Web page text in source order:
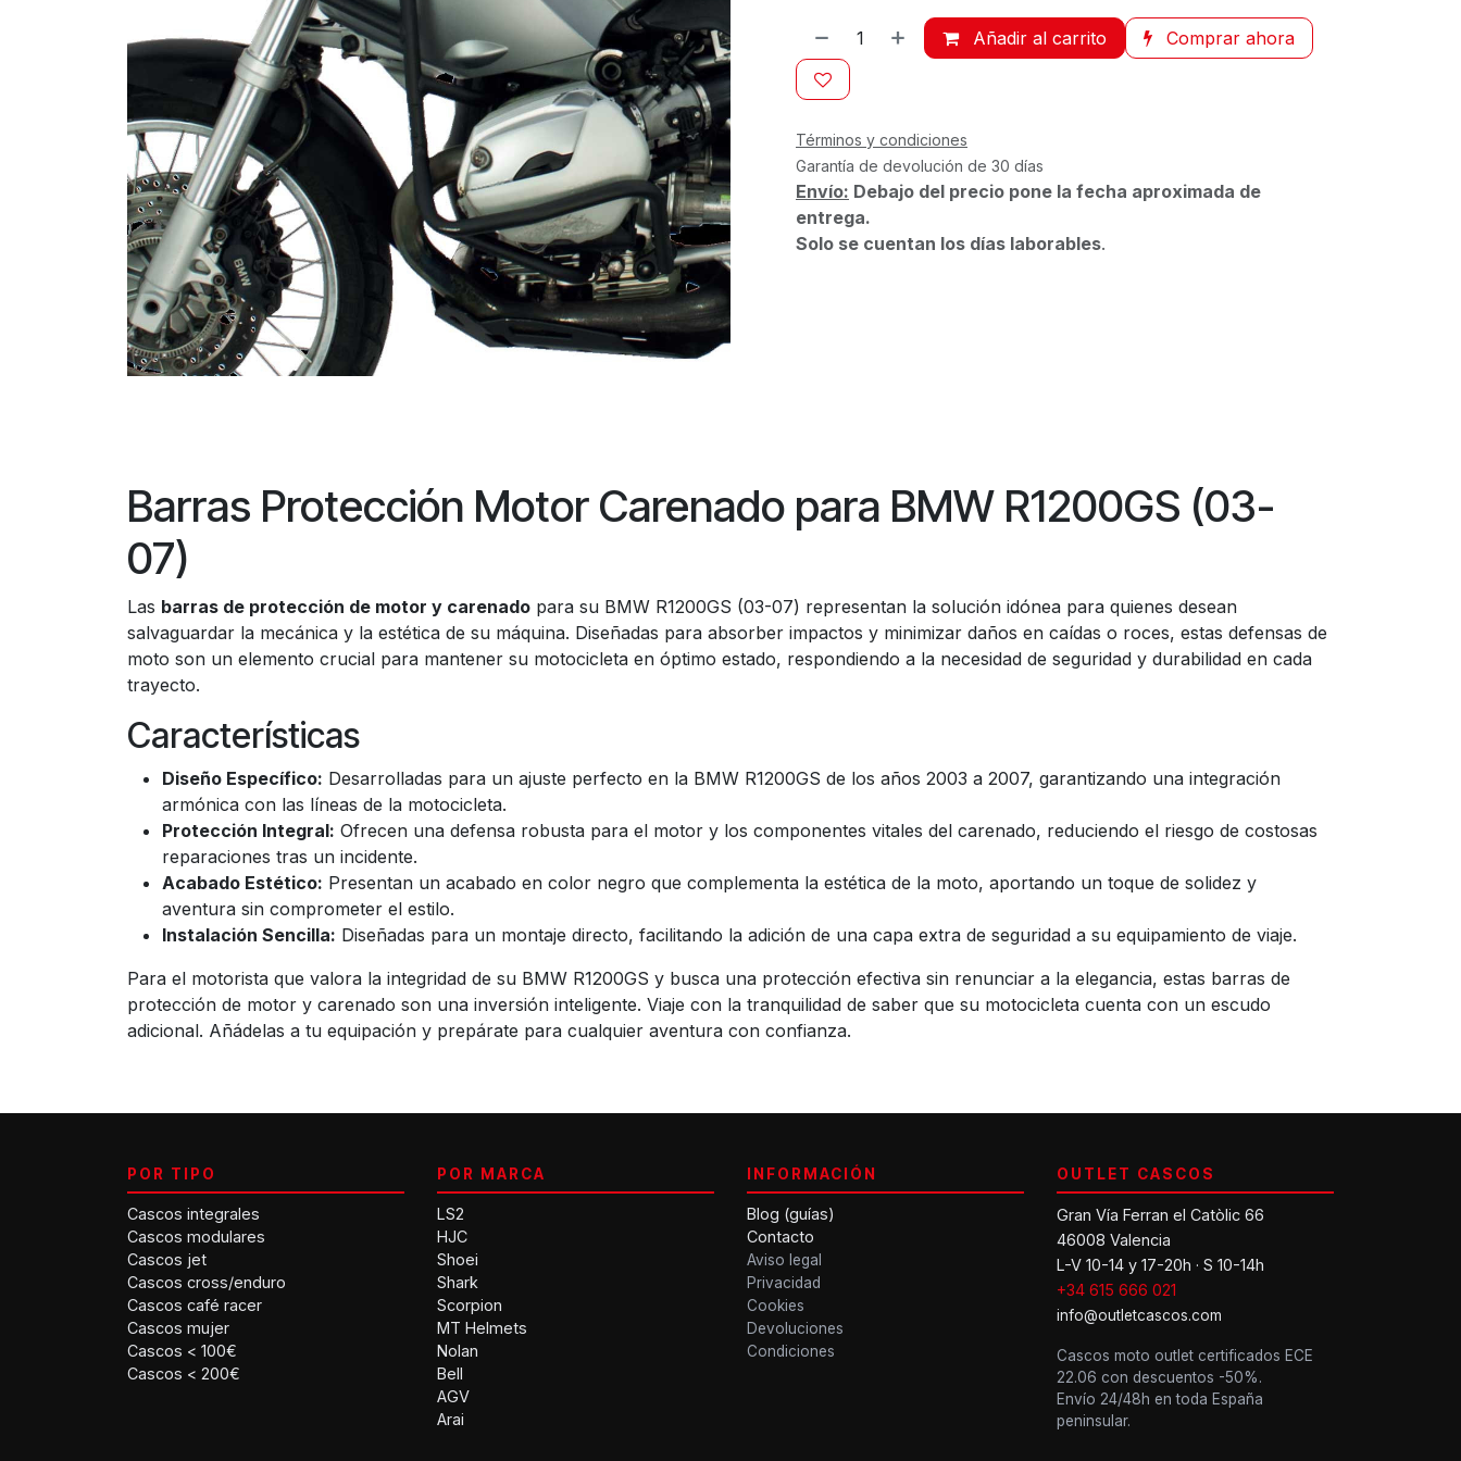
Añadir al carrito Comprar ahora
Términos y condiciones
Garantía de devolución de 30 días
Envío: Debajo del precio pone la fecha aproximada de
entrega.
Solo se cuentan los días laborables.
Barras Protección Motor Carenado para BMW R1200GS (03-
07)
Las barras de protección de motor y carenado para su BMW R1200GS (03-07) representan la solución idónea para quienes desean
salvaguardar la mecánica y la estética de su máquina. Diseñadas para absorber impactos y minimizar daños en caídas o roces, estas defensas de
moto son un elemento crucial para mantener su motocicleta en óptimo estado, respondiendo a la necesidad de seguridad y durabilidad en cada
trayecto.
Características
Diseño Específico: Desarrolladas para un ajuste perfecto en la BMW R1200GS de los años 2003 a 2007, garantizando una integración
armónica con las líneas de la motocicleta.
Protección Integral: Ofrecen una defensa robusta para el motor y los componentes vitales del carenado, reduciendo el riesgo de costosas
reparaciones tras un incidente.
Acabado Estético: Presentan un acabado en color negro que complementa la estética de la moto, aportando un toque de solidez y
aventura sin comprometer el estilo.
Instalación Sencilla: Diseñadas para un montaje directo, facilitando la adición de una capa extra de seguridad a su equipamiento de viaje.
Para el motorista que valora la integridad de su BMW R1200GS y busca una protección efectiva sin renunciar a la elegancia, estas barras de
protección de motor y carenado son una inversión inteligente. Viaje con la tranquilidad de saber que su motocicleta cuenta con un escudo
adicional. Añádelas a tu equipación y prepárate para cualquier aventura con confianza.
POR TIPO
Cascos integrales
Cascos modulares
Cascos jet
Cascos cross/enduro
Cascos café racer
Cascos mujer
Cascos < 100€
Cascos < 200€
POR MARCA
LS2
HJC
Shoei
Shark
Scorpion
MT Helmets
Nolan
Bell
AGV
Arai
INFORMACIÓN
Blog (guías)
Contacto
Aviso legal
Privacidad
Cookies
Devoluciones
Condiciones
OUTLET CASCOS
Gran Vía Ferran el Catòlic 66
46008 Valencia
L-V 10-14 y 17-20h · S 10-14h
+34 615 666 021
info@outletcascos.com
Cascos moto outlet certificados ECE
22.06 con descuentos -50%.
Envío 24/48h en toda España
peninsular.